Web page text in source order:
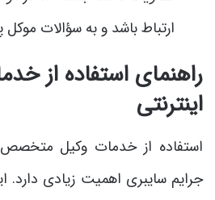
ارتباط باشد و به سؤالات
راهنمای استفاده از
اینترنتی
استفاده از خدمات وکیل متخصص
جرایم سایبری اهمیت زیادی